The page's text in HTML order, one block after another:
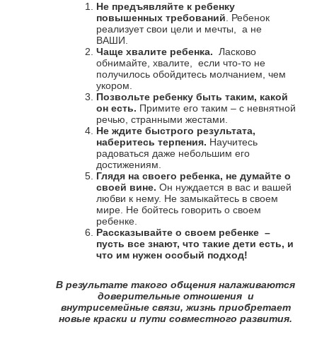
Не предъявляйте к ребенку
повышенных требований. Ребенок
реализует свои цели и мечты, а не
ВАШИ.
Чаще хвалите ребенка. Ласково
обнимайте, хвалите, если что-то не
получилось обойдитесь молчанием, чем
укором.
Позвольте ребенку быть таким, какой
он есть. Примите его таким – с невнятной
речью, странными жестами.
Не ждите быстрого результата,
наберитесь терпения. Научитесь
радоваться даже небольшим его
достижениям.
Глядя на своего ребенка, не думайте о
своей вине. Он нуждается в вас и вашей
любви к нему. Не замыкайтесь в своем
мире. Не бойтесь говорить о своем
ребенке.
Рассказывайте о своем ребенке –
пусть все знают, что такие дети есть, и
что им нужен особый подход!
В результате такого общения налаживаются
доверительные отношения и
внутрисемейные связи, жизнь приобретает
новые краски и пути совместного развития.